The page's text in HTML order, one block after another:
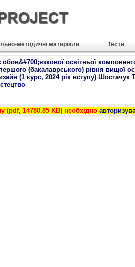
методичні матеріали Тести
обов&#700;язкової освітньої
(бакалаврського) рівня вищої
(1 курс, 2024 рік вступу) Шостачук
(pdf, 14780.85 KB) необхідно